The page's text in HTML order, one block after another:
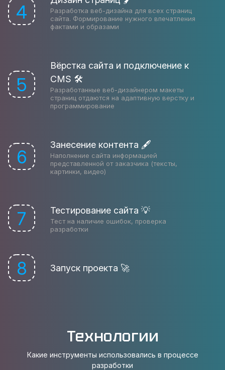
4
Разработка веб-дизайна для всех страниц
сайта. Формирование нужного впечатления
фактами и образами
5
Вёрстка сайта и подключение к
CMS 🛠
Разработанные веб-дизайнером макеты
страниц отдаются на адаптивную верстку и
программирование
6
Занесение контента 🖋
Наполнение сайта информацией
представленной от заказчика (тексты,
картинки, видео)
7 Тестирование сайта 💡
Тест на наличие ошибок, проверка
разработки
8 Запуск проекта 🚀
Технологии
Какие инструменты использовались в процессе
разработки